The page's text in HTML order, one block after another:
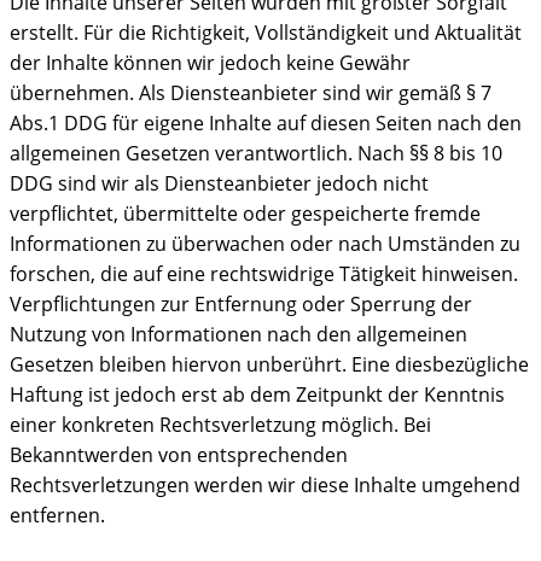
erstellt. Für die Richtigkeit, Vollständigkeit und Aktualität
der Inhalte können wir jedoch keine Gewähr
übernehmen. Als Diensteanbieter sind wir gemäß § 7
Abs.1 DDG für eigene Inhalte auf diesen Seiten nach den
allgemeinen Gesetzen verantwortlich. Nach §§ 8 bis 10
DDG sind wir als Diensteanbieter jedoch nicht
verpflichtet, übermittelte oder gespeicherte fremde
Informationen zu überwachen oder nach Umständen zu
forschen, die auf eine rechtswidrige Tätigkeit hinweisen.
Verpflichtungen zur Entfernung oder Sperrung der
Nutzung von Informationen nach den allgemeinen
Gesetzen bleiben hiervon unberührt. Eine diesbezügliche
Haftung ist jedoch erst ab dem Zeitpunkt der Kenntnis
einer konkreten Rechtsverletzung möglich. Bei
Bekanntwerden von entsprechenden
Rechtsverletzungen werden wir diese Inhalte umgehend
entfernen.